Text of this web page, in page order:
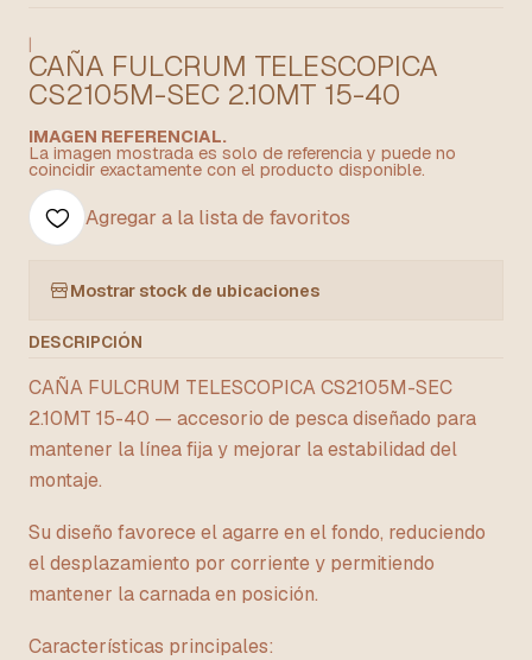
|
CAÑA FULCRUM TELESCOPICA
CS2105M-SEC 2.10MT 15-40
IMAGEN REFERENCIAL.
La imagen mostrada es solo de referencia y puede no
coincidir exactamente con el producto disponible.
Agregar a la lista de favoritos
Mostrar stock de ubicaciones
DESCRIPCIÓN
CAÑA FULCRUM TELESCOPICA CS2105M-SEC
2.10MT 15-40 — accesorio de pesca diseñado para
mantener la línea fija y mejorar la estabilidad del
montaje.
Su diseño favorece el agarre en el fondo, reduciendo
el desplazamiento por corriente y permitiendo
mantener la carnada en posición.
Características principales: